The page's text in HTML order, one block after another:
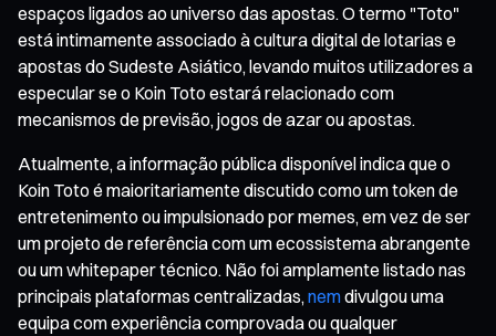
espaços ligados ao universo das apostas. O termo "Toto"
está intimamente associado à cultura digital de lotarias e
apostas do Sudeste Asiático, levando muitos utilizadores a
especular se o Koin Toto estará relacionado com
mecanismos de previsão, jogos de azar ou apostas.
Atualmente, a informação pública disponível indica que o
Koin Toto é maioritariamente discutido como um token de
entretenimento ou impulsionado por memes, em vez de ser
um projeto de referência com um ecossistema abrangente
ou um whitepaper técnico. Não foi amplamente listado nas
principais plataformas centralizadas, nemdivulgou uma
equipa com experiência comprovada ou qualquer